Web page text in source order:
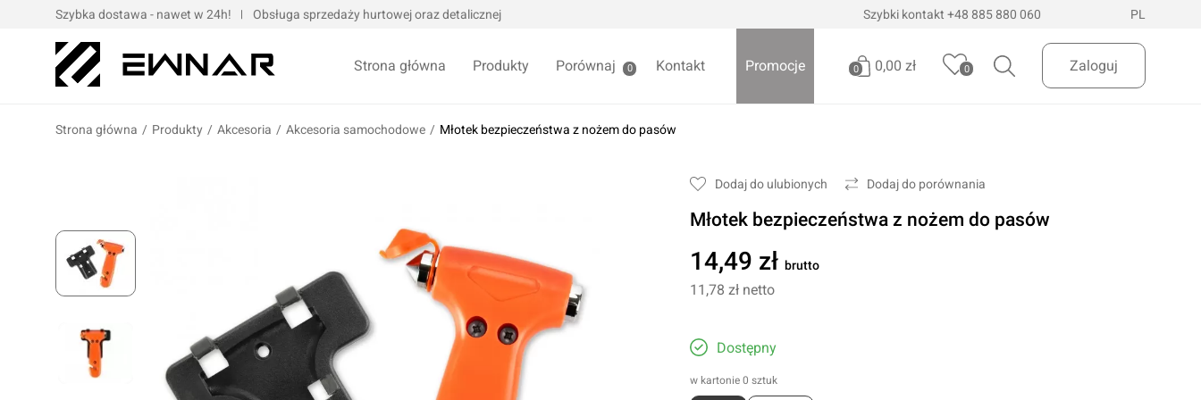
Szybka dostawa - nawet w 24h! Obsługa sprzedaży hurtowej oraz detalicznej Szybki kontakt +48 885 880 060 PL
Strona główna Produkty
Bity, nasadki, końcówki
Wulkanizacja
Kompresory i narzędzia pneumatyczne
Prasy oraz narzędzia hydrauliczne
Wózki i zestawy narzędziowe
Elektronarzędzia/elektrotechnika
Obejmy metalowe
Oleje silnikowe
Oleje przekładniowe
Oleje motocyklowe
Akcesoria samochodowe
Wycieraczki samochodowe
Żarówki samochodowe
Lodówki turystyczne
Latarki czołowe
Porównaj 0 Kontakt Promocje 0 0,00 zł
Realizuj zamówienie
Darmowa DostawaInPost Paczkomatyjuż od 200zł
0 Zaloguj
Strona główna / Produkty / Akcesoria / Akcesoria samochodowe / Młotek bezpieczeństwa z nożem do pasów
Dodaj do ulubionych Dodaj do porównania
Młotek bezpieczeństwa z nożem do pasów
14,49 zł brutto
11,78 zł netto
Dostępny
w kartonie 0 sztuk